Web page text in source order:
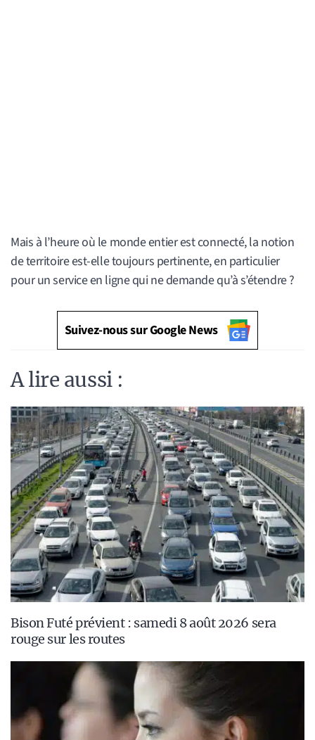
Mais à l’heure où le monde entier est connecté, la notion
de territoire est-elle toujours pertinente, en particulier
pour un service en ligne qui ne demande qu’à s’étendre ?
Suivez-nous sur Google News
A lire aussi :
Bison Futé prévient : samedi 8 août 2026 sera
rouge sur les routes